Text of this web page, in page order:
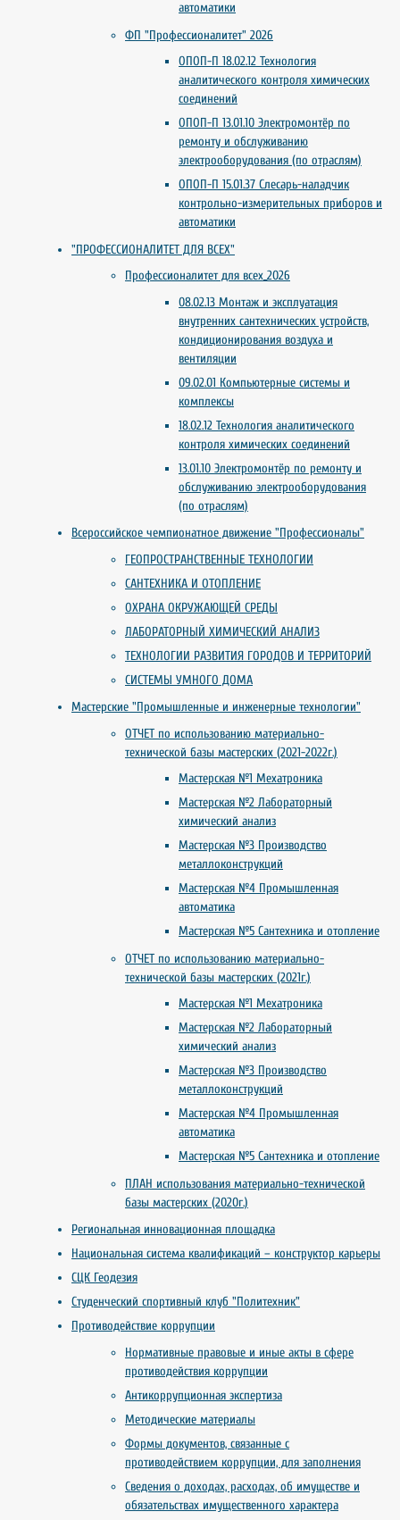
автоматики
ФП "Профессионалитет" 2026
ОПОП-П 18.02.12 Технология
аналитического контроля химических
соединений
ОПОП-П 13.01.10 Электромонтёр по
ремонту и обслуживанию
электрооборудования (по отраслям)
ОПОП-П 15.01.37 Слесарь-наладчик
контрольно-измерительных приборов и
автоматики
"ПРОФЕССИОНАЛИТЕТ ДЛЯ ВСЕХ"
Профессионалитет для всех_2026
08.02.13 Монтаж и эксплуатация
внутренних сантехнических устройств,
кондиционирования воздуха и
вентиляции
09.02.01 Компьютерные системы и
комплексы
18.02.12 Технология аналитического
контроля химических соединений
13.01.10 Электромонтёр по ремонту и
обслуживанию электрооборудования
(по отраслям)
Всероссийское чемпионатное движение "Профессионалы"
ГЕОПРОСТРАНСТВЕННЫЕ ТЕХНОЛОГИИ
САНТЕХНИКА И ОТОПЛЕНИЕ
ОХРАНА ОКРУЖАЮЩЕЙ СРЕДЫ
ЛАБОРАТОРНЫЙ ХИМИЧЕСКИЙ АНАЛИЗ
ТЕХНОЛОГИИ РАЗВИТИЯ ГОРОДОВ И ТЕРРИТОРИЙ
СИСТЕМЫ УМНОГО ДОМА
Мастерские "Промышленные и инженерные технологии"
ОТЧЕТ по использованию материально-
технической базы мастерских (2021-2022г.)
Мастерская №1 Мехатроника
Мастерская №2 Лабораторный
химический анализ
Мастерская №3 Производство
металлоконструкций
Мастерская №4 Промышленная
автоматика
Мастерская №5 Сантехника и отопление
ОТЧЕТ по использованию материально-
технической базы мастерских (2021г.)
Мастерская №1 Мехатроника
Мастерская №2 Лабораторный
химический анализ
Мастерская №3 Производство
металлоконструкций
Мастерская №4 Промышленная
автоматика
Мастерская №5 Сантехника и отопление
ПЛАН использования материально-технической
базы мастерских (2020г.)
Региональная инновационная площадка
Национальная система квалификаций – конструктор карьеры
СЦК Геодезия
Студенческий спортивный клуб "Политехник"
Противодействие коррупции
Нормативные правовые и иные акты в сфере
противодействия коррупции
Антикоррупционная экспертиза
Методические материалы
Формы документов, связанные с
противодействием коррупции, для заполнения
Сведения о доходах, расходах, об имуществе и
обязательствах имущественного характера